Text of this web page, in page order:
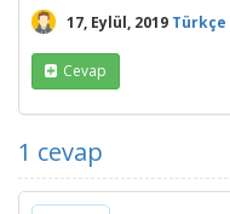
17, Eylül, 2019 Türkçe
Cevap
1 cevap